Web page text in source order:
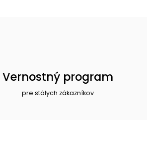
Vernostný program
pre stálych zákazníkov